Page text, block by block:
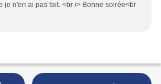
je n'en ai pas fait. <br /> Bonne soirée<br